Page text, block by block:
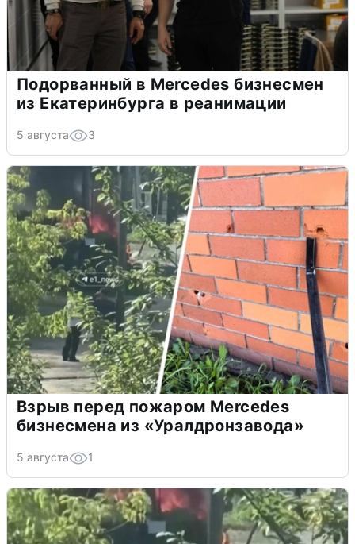
Подорванный в Mercedes бизнесмен
из Екатеринбурга в реанимации
5 августа 3
Взрыв перед пожаром Mercedes
бизнесмена из «Уралдронзавода»
5 августа 1